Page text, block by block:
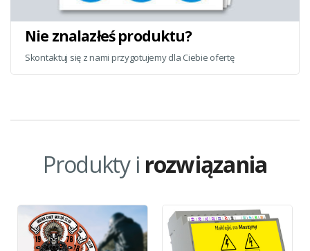
Nie znalazłeś produktu?
Skontaktuj się z nami przygotujemy dla Ciebie ofertę
Produkty i rozwiązania